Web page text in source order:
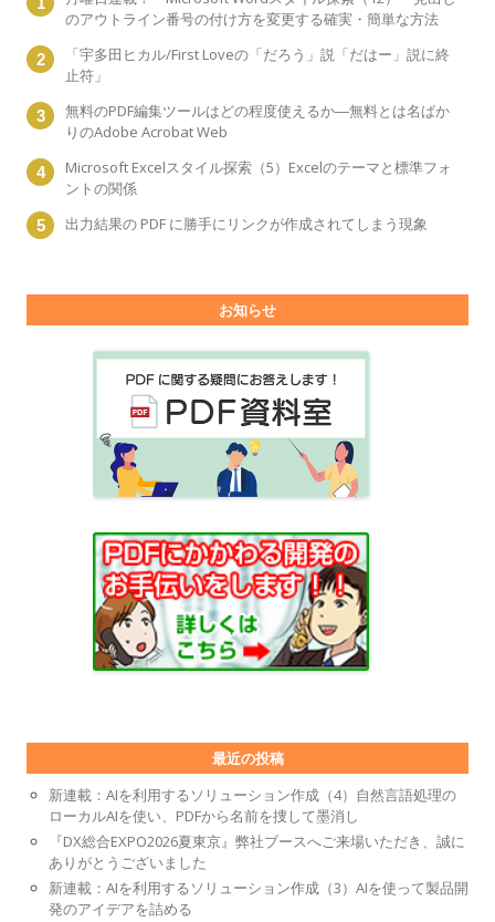
のアウトライン番号の付け方を変更する確実・簡単な方法
「宇多田ヒカル/First Loveの「だろう」説「だはー」説に終
止符」
無料のPDF編集ツールはどの程度使えるか―無料とは名ばか
りのAdobe Acrobat Web
Microsoft Excelスタイル探索（5）Excelのテーマと標準フォ
ントの関係
出力結果の PDF に勝手にリンクが作成されてしまう現象
お知らせ
最近の投稿
新連載：AIを利用するソリューション作成（4）自然言語処理の
ローカルAIを使い、PDFから名前を捜して墨消し
『DX総合EXPO2026夏東京』弊社ブースへご来場いただき、誠に
ありがとうございました
新連載：AIを利用するソリューション作成（3）AIを使って製品開
発のアイデアを詰める